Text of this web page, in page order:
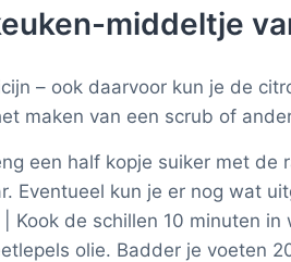
middeltje
– ook daarvoor kun je de
maken van een scrub of
een half kopje suiker met de
Eventueel kun je er nog wat
| Kook de schillen 10 minuten
olie. Badder je voeten